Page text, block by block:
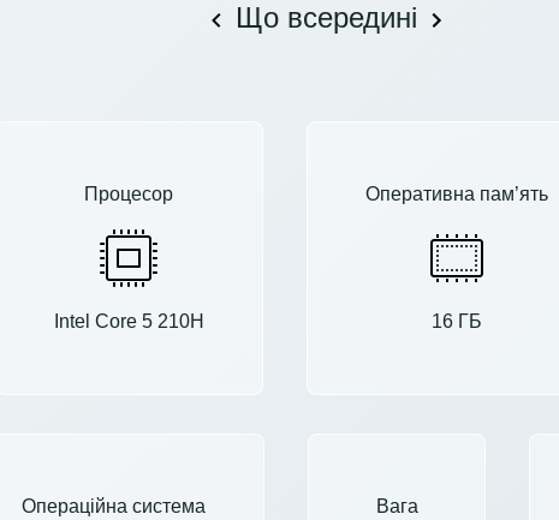
Що всередині
Процесор
Intel Core 5 210H
Оперативна пам’ять
16 ГБ
Операційна система Вага